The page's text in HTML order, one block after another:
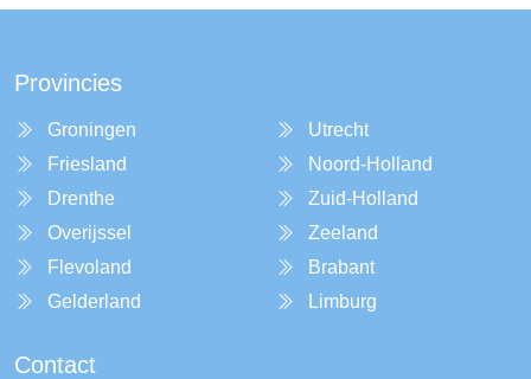
Provincies
Groningen
Friesland
Drenthe
Overijssel
Flevoland
Gelderland
Utrecht
Noord-Holland
Zuid-Holland
Zeeland
Brabant
Limburg
Contact